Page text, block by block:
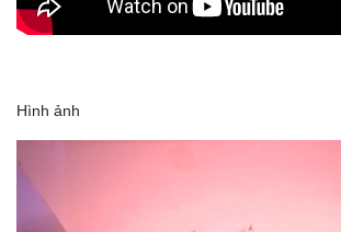
Hình ảnh